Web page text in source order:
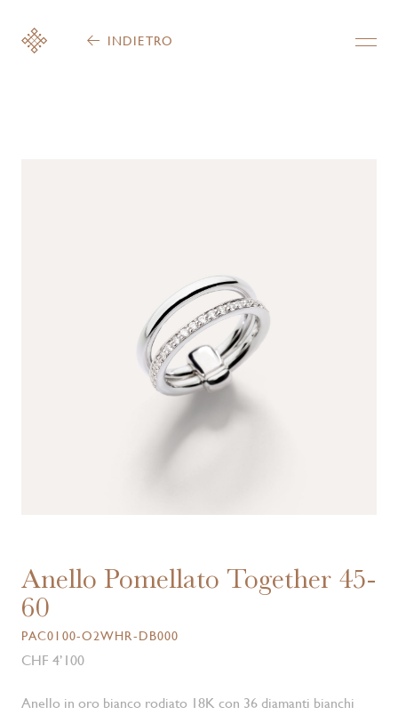
INDIETRO
Anello Pomellato Together 45-
60
PAC0100-O2WHR-DB000
CHF 4’100
Anello in oro bianco rodiato 18K con 36 diamanti bianchi